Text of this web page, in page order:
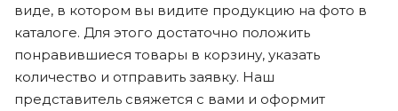
виде, в котором вы видите продукцию на фото в
каталоге. Для этого достаточно положить
понравившиеся товары в корзину, указать
количество и отправить заявку. Наш
представитель свяжется с вами и оформит